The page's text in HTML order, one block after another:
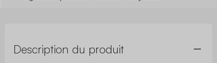
Description du produit